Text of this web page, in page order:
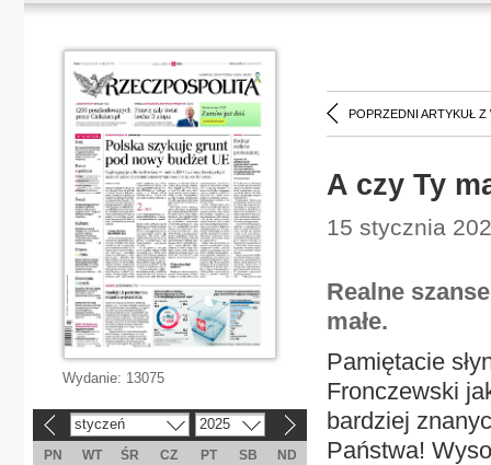
POPRZEDNI ARTYKUŁ Z
A czy Ty
15 stycznia
Realne
małe.
Pamiętacie
Fronczewski
bardziej
Państwa!
Wydanie: 13075
styczeń 2025
PN WT ŚR CZ PT SB
ND